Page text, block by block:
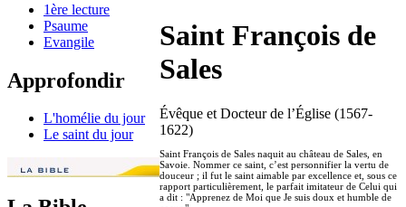
1ère lecture
Psaume
Evangile
Approfondir
L'homélie du jour
Le saint du jour
Saint François de
Sales
Évêque et Docteur de l’Église (1567-
1622)
Saint François de Sales naquit au château de Sales, en
Savoie. Nommer ce saint, c’est personnifier la vertu de
douceur ; il fut le saint aimable par excellence et, sous ce
rapport particulièrement, le parfait imitateur de Celui qui
a dit : "Apprenez de Moi que Je suis doux et humble de